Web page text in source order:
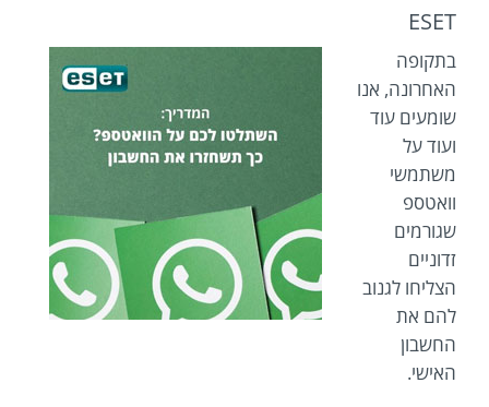
ESET
בתקופה
האחרונה, אנו
שומעים עוד
ועוד על
משתמשי
וואטספ
שגורמים
זדוניים
הצליחו לגנוב
להם את
החשבון
האישי.